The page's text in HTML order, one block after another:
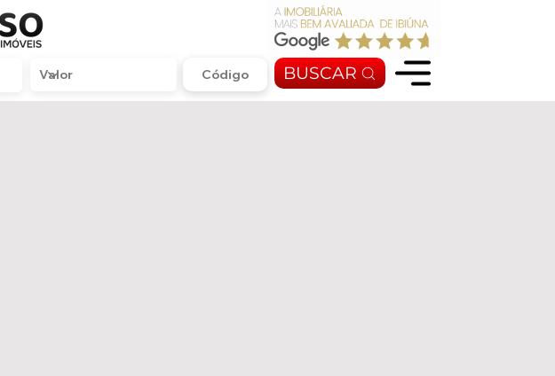
BUSCAR